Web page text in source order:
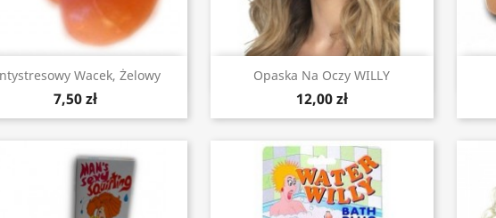
Wacek, Żelowy
7,50 zł
Szybki podgląd Opaska Na Oczy WILLY
12,00 zł
Szybki podgląd